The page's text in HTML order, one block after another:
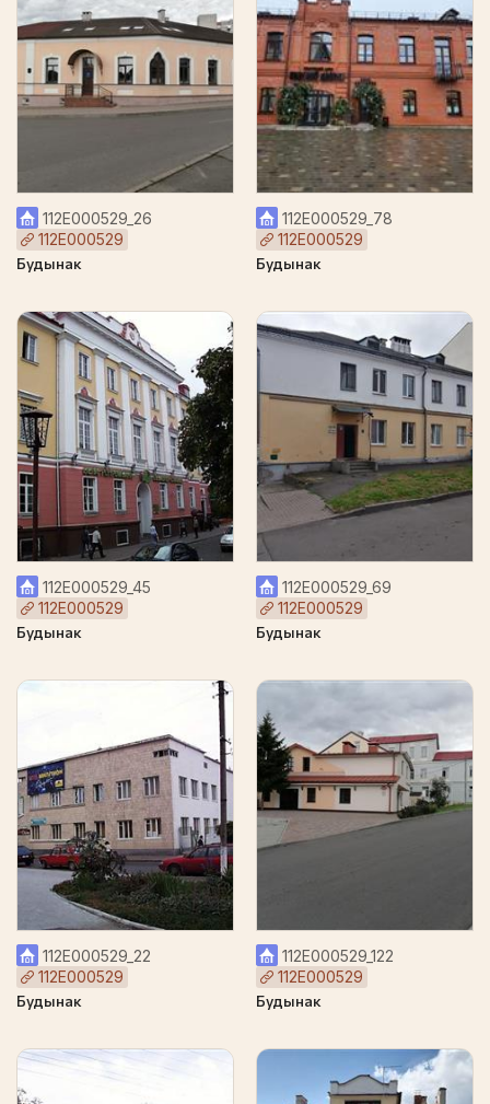
112Е000529_26
112Е000529
Будынак
112Е000529_45
112Е000529
Будынак
112Е000529_22
112Е000529
Будынак
112Е000529_78
112Е000529
Будынак
112Е000529_69
112Е000529
Будынак
112Е000529_122
112Е000529
Будынак